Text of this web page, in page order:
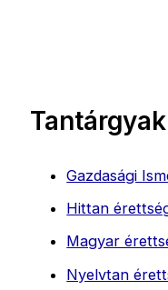
Tantárgyak
Gazdasági
Hittan
Magyar
Nyelvtan